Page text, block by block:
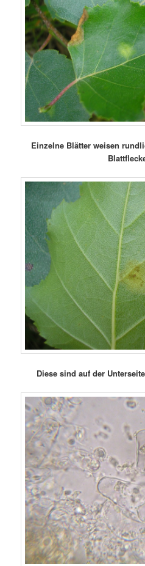
Einzelne Blätter weisen
Diese sind auf der